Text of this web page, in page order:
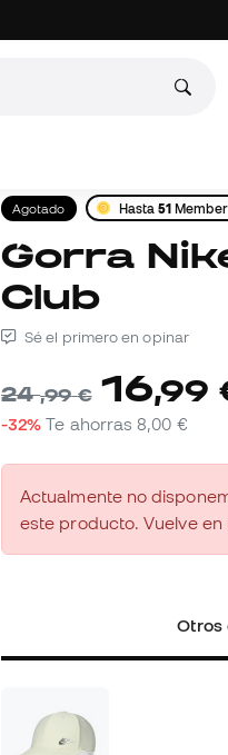
Agotado Hasta51
Gorra Nike Dri-Fit
Club
Sé el primero en opinar
24,99 € 16,99
-32% Te ahorras8,00 €
Actualmente no
este producto. Vuelve en
Otros